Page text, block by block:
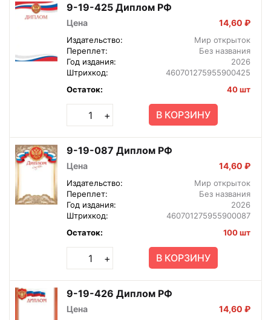
9-19-425 Диплом РФ
Цена 14,60 ₽
Издательство:
Мир открыток
Переплет:
Без названия
Год издания:
2026
Штрихкод:
460701275955900425
Остаток:
40 шт
+ В КОРЗИНУ
9-19-087 Диплом РФ
Цена 14,60 ₽
Издательство:
Мир открыток
Переплет:
Без названия
Год издания:
2026
Штрихкод:
460701275955900087
Остаток:
100 шт
+ В КОРЗИНУ
9-19-426 Диплом РФ
Цена 14,60 ₽